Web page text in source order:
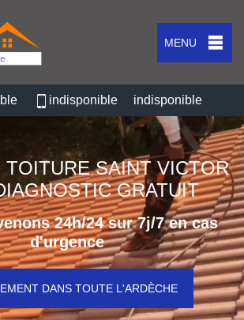
MENU
indisponible indisponible
TOITURE SAINT VICTOR
GRATUIT
24h/24 sur 7j/7 en cas
d'urgence
DANS TOUTE L'ARDÈCHE